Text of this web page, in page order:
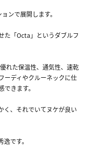
ンで展開します。
た「Octa」というダブルフ
れた保温性、通気性、速乾
ーディやクルーネックに仕
きます。
く、それでいてヌケが良い
です。